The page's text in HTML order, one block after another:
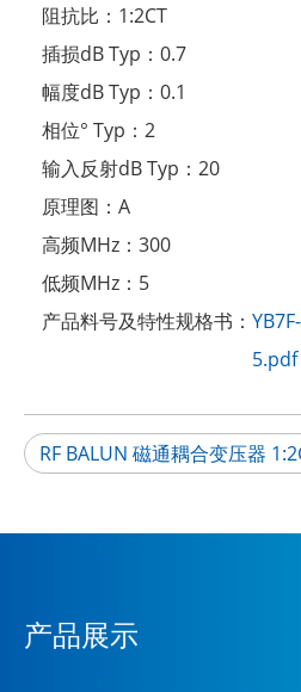
阻抗比： 1:2CT
插损dB Typ： 0.7
幅度dB Typ： 0.1
相位° Typ： 2
输入反射dB Typ： 20
原理图： A
高频MHz： 300
低频MHz： 5
产品料号及特性规格书：
5.pdf
RF BALUN 磁通耦合变压器
产品展示